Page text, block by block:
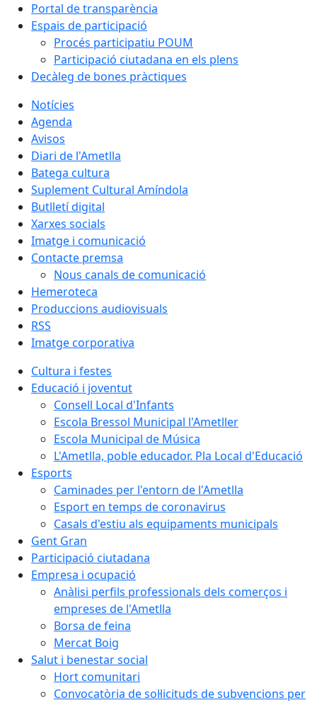
Portal de transparència
Espais de participació
Procés participatiu POUM
Participació ciutadana en els plens
Decàleg de bones pràctiques
Notícies
Agenda
Avisos
Diari de l'Ametlla
Batega cultura
Suplement Cultural Amíndola
Butlletí digital
Xarxes socials
Imatge i comunicació
Contacte premsa
Nous canals de comunicació
Hemeroteca
Produccions audiovisuals
RSS
Imatge corporativa
Cultura i festes
Educació i joventut
Consell Local d'Infants
Escola Bressol Municipal l'Ametller
Escola Municipal de Música
L'Ametlla, poble educador. Pla Local d'Educació
Esports
Caminades per l'entorn de l'Ametlla
Esport en temps de coronavirus
Casals d'estiu als equipaments municipals
Gent Gran
Participació ciutadana
Empresa i ocupació
Anàlisi perfils professionals dels comerços i
empreses de l'Ametlla
Borsa de feina
Mercat Boig
Salut i benestar social
Hort comunitari
Convocatòria de sol·licituds de subvencions per